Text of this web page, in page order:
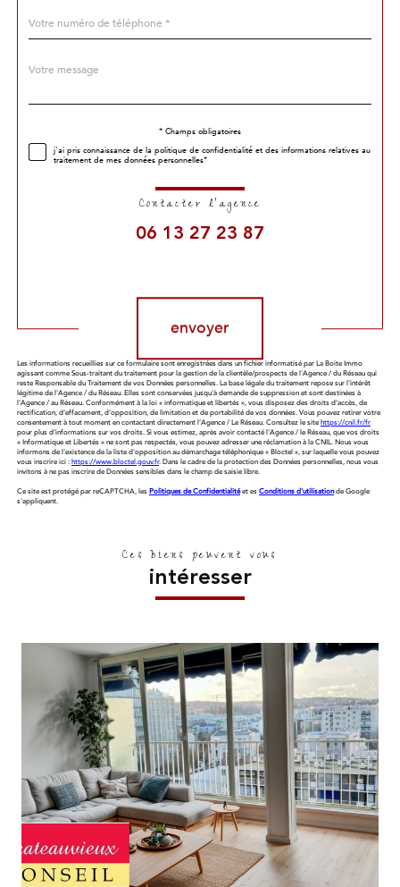
*
Fieldset
Message
*
* Champs obligatoires
j'ai pris connaissance de la politique de confidentialité et des informations relatives au
traitement de mes données personnelles*
Contacter l'agence
06 13 27 23 87
envoyer
Les informations recueillies sur ce formulaire sont enregistrées dans un fichier informatisé par La Boite Immo
agissant comme Sous-traitant du traitement pour la gestion de la clientèle/prospects de l'Agence / du Réseau qui
reste Responsable du Traitement de vos Données personnelles. La base légale du traitement repose sur l'intérêt
légitime de l'Agence / du Réseau. Elles sont conservées jusqu'à demande de suppression et sont destinées à
l'Agence / au Réseau. Conformément à la loi « informatique et libertés », vous disposez des droits d’accès, de
rectification, d’effacement, d’opposition, de limitation et de portabilité de vos données. Vous pouvez retirer votre
consentement à tout moment en contactant directement l’Agence / Le Réseau. Consultez le sitehttps://cnil.fr/fr
pour plus d’informations sur vos droits. Si vous estimez, après avoir contacté l'Agence / le Réseau, que vos droits
« Informatique et Libertés » ne sont pas respectés, vous pouvez adresser une réclamation à la CNIL. Nous vous
informons de l’existence de la liste d'opposition au démarchage téléphonique « Bloctel », sur laquelle vous pouvez
vous inscrire ici :https://www.bloctel.gouv.fr. Dans le cadre de la protection des Données personnelles, nous vous
invitons à ne pas inscrire de Données sensibles dans le champ de saisie libre.
Ce site est protégé par reCAPTCHA, lesPolitiques de Confidentialitéet esConditions d'utilisationde Google
s'appliquent.
Ces biens peuvent vous
intéresser
voir le bien